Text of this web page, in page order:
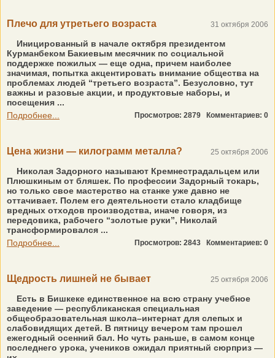
Плечо для утретьего возраста 31 октября 2006
Иницированный в начале октября президентом
Курманбеком Бакиевым месячник по социальной
поддержке пожилых — еще одна, причем наиболее
значимая, попытка акцентировать внимание общества на
проблемах людей “третьего возраста”. Безусловно, тут
важны и разовые акции, и продуктовые наборы, и
посещения ...
Подробнее...
Просмотров: 2879 Комментариев: 0
Цена жизни — килограмм металла? 25 октября 2006
Николая Задорного называют Кремнестрадальцем или
Плюшкиным от бляшек. По профессии Задорный токарь,
но только свое мастерство на станке уже давно не
оттачивает. Полем его деятельности стало кладбище
вредных отходов производства, иначе говоря, из
передовика, рабочего “золотые руки”, Николай
трансформировался ...
Подробнее...
Просмотров: 2843 Комментариев: 0
Щедрость лишней не бывает 25 октября 2006
Есть в Бишкеке единственное на всю страну учебное
заведение — республиканская специальная
общеобразовательная школа–интернат для слепых и
слабовидящих детей. В пятницу вечером там прошел
ежегодный осенний бал. Но чуть раньше, в самом конце
последнего урока, учеников ожидал приятный сюрприз —